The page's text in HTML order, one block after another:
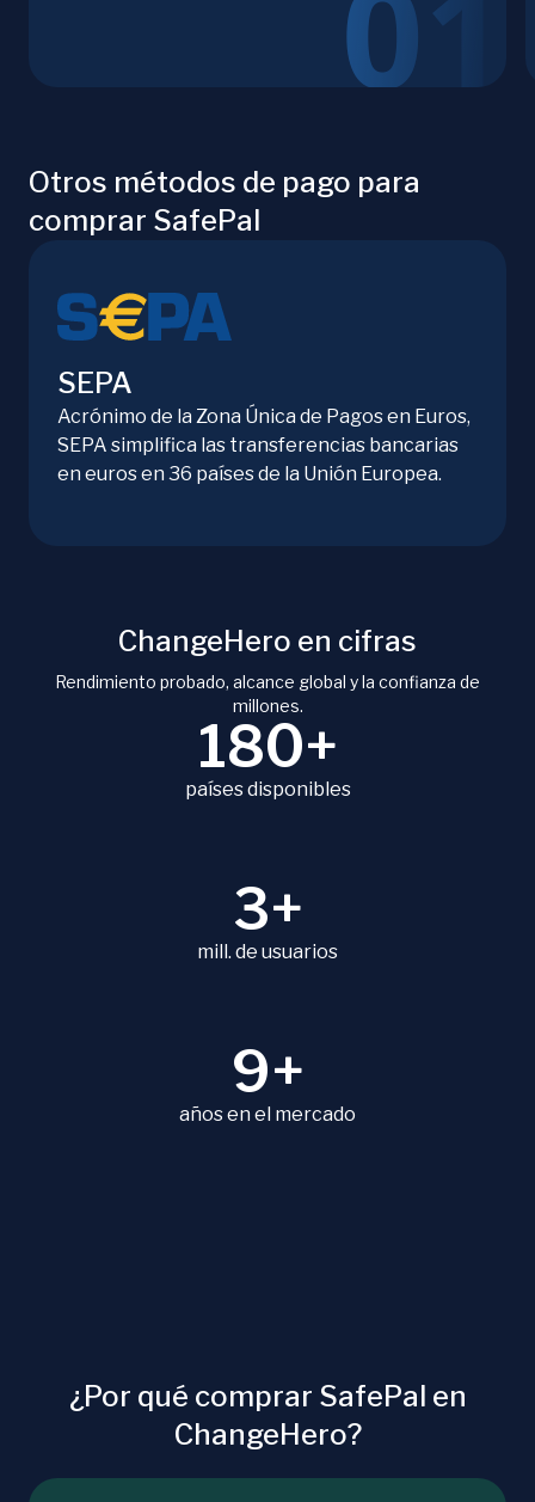
Otros métodos de pago para
comprar SafePal
SEPA
Acrónimo de la Zona Única de Pagos en Euros,
SEPA simplifica las transferencias bancarias
en euros en 36 países de la Unión Europea.
ChangeHero en cifras
Rendimiento probado, alcance global y la confianza de
millones.
180+
países disponibles
3+
mill. de usuarios
9+
años en el mercado
¿Por qué comprar SafePal en
ChangeHero?